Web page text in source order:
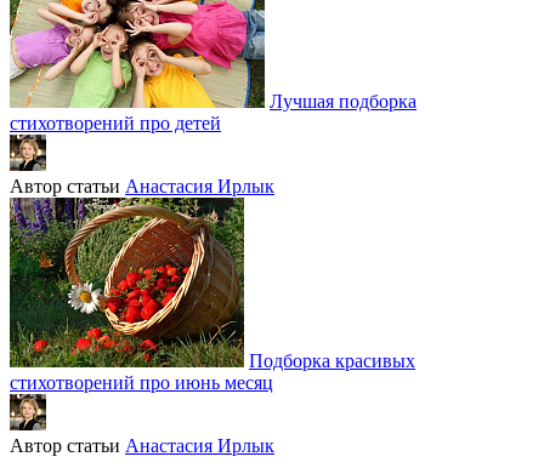
Лучшая подборка
стихотворений про детей
Автор статьи Анастасия Ирлык
Подборка красивых
стихотворений про июнь месяц
Автор статьи Анастасия Ирлык